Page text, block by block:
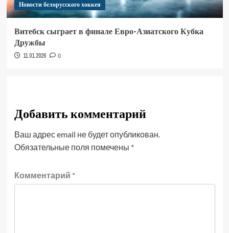
Новости белорусского хоккея
Витебск сыграет в финале Евро-Азиатского Кубка
Дружбы
11.01.2026 0
Добавить комментарий
Ваш адрес email не будет опубликован.
Обязательные поля помечены *
Комментарий *